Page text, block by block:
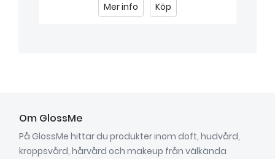
Mer info Köp
Om GlossMe
På GlossMe hittar du produkter inom doft, hudvård,
kroppsvård, hårvård och makeup från välkända